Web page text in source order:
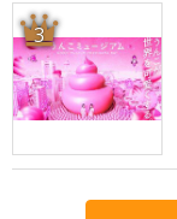
3